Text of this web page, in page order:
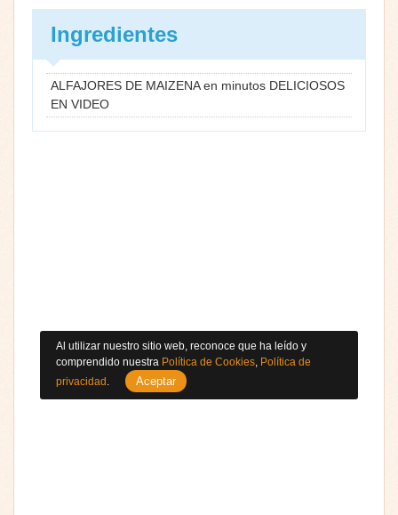
Ingredientes
ALFAJORES DE MAIZENA en minutos DELICIOSOS
EN VIDEO
Al utilizar nuestro sitio web, reconoce que ha leído y
comprendido nuestra Política de Cookies, Política de
privacidad . Aceptar